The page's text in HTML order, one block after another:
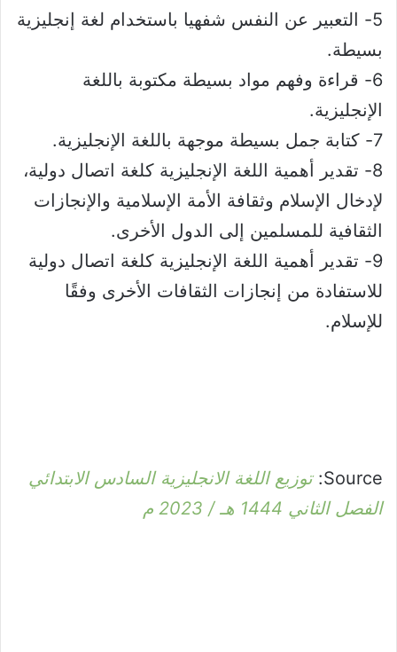
5- التعبير عن النفس شفهيا باستخدام لغة إنجليزية
بسيطة.
6- قراءة وفهم مواد بسيطة مكتوبة باللغة
الإنجليزية.
7- كتابة جمل بسيطة موجهة باللغة الإنجليزية.
8- تقدير أهمية اللغة الإنجليزية كلغة اتصال دولية،
لإدخال الإسلام وثقافة الأمة الإسلامية والإنجازات
الثقافية للمسلمين إلى الدول الأخرى.
9- تقدير أهمية اللغة الإنجليزية كلغة اتصال دولية
للاستفادة من إنجازات الثقافات الأخرى وفقًا
للإسلام.
Source: توزيع اللغة الانجليزية السادس الابتدائي
الفصل الثاني 1444 هـ / 2023 م